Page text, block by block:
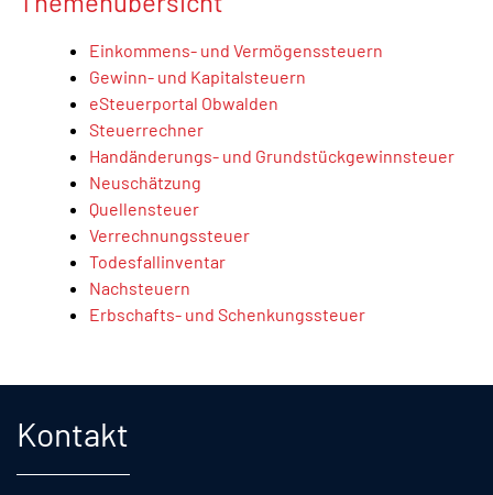
Einkommens- und Vermögenssteuern
Gewinn- und Kapitalsteuern
eSteuerportal Obwalden
Steuerrechner
Handänderungs- und Grundstückgewinnsteuer
Neuschätzung
Quellensteuer
Verrechnungssteuer
Todesfallinventar
Nachsteuern
Erbschafts- und Schenkungssteuer
Kontakt